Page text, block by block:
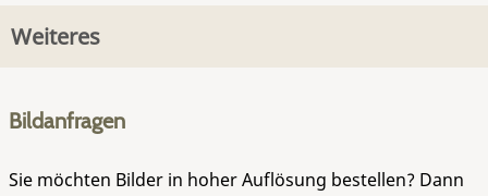
Weiteres
Bildanfragen
Sie möchten Bilder in hoher Auflösung bestellen? Dann